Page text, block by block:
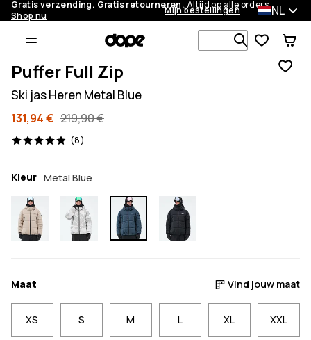
Gratis verzending. Gratis retourneren.Altijd op alle orders.
Shop nu
Mijn bestellingen NL
Zoek in 1
Puffer Full Zip
Ski jas Heren Metal Blue
131,94 € 219,90 €
(8)
8 beoordelingen, 4.9/5
Kleur Metal Blue
Maat Vind jouw maat
XS S M L XL XXL